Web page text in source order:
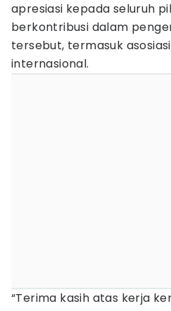
apresiasi kepada seluruh
berkontribusi dalam
tersebut, termasuk
internasional.
“Terima kasih atas kerja